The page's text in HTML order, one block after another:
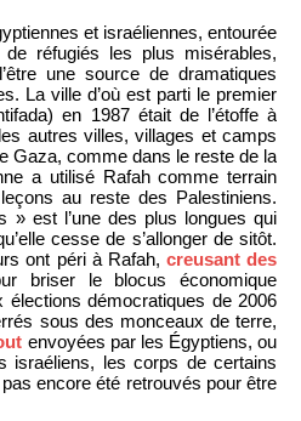
et israéliennes, entourée
réfugiés les plus misérables,
une source de dramatiques
La ville d’où est parti le premier
en 1987 était de l’étoffe à
autres villes, villages et camps
Gaza, comme dans le reste de la
a utilisé Rafah comme terrain
au reste des Palestiniens.
» est l’une des plus longues qui
cesse de s’allonger de sitôt.
ont péri à Rafah, creusant des
briser le blocus économique
démocratiques de 2006
sous des monceaux de terre,
envoyées par les Égyptiens, ou
israéliens, les corps de certains
encore été retrouvés pour être